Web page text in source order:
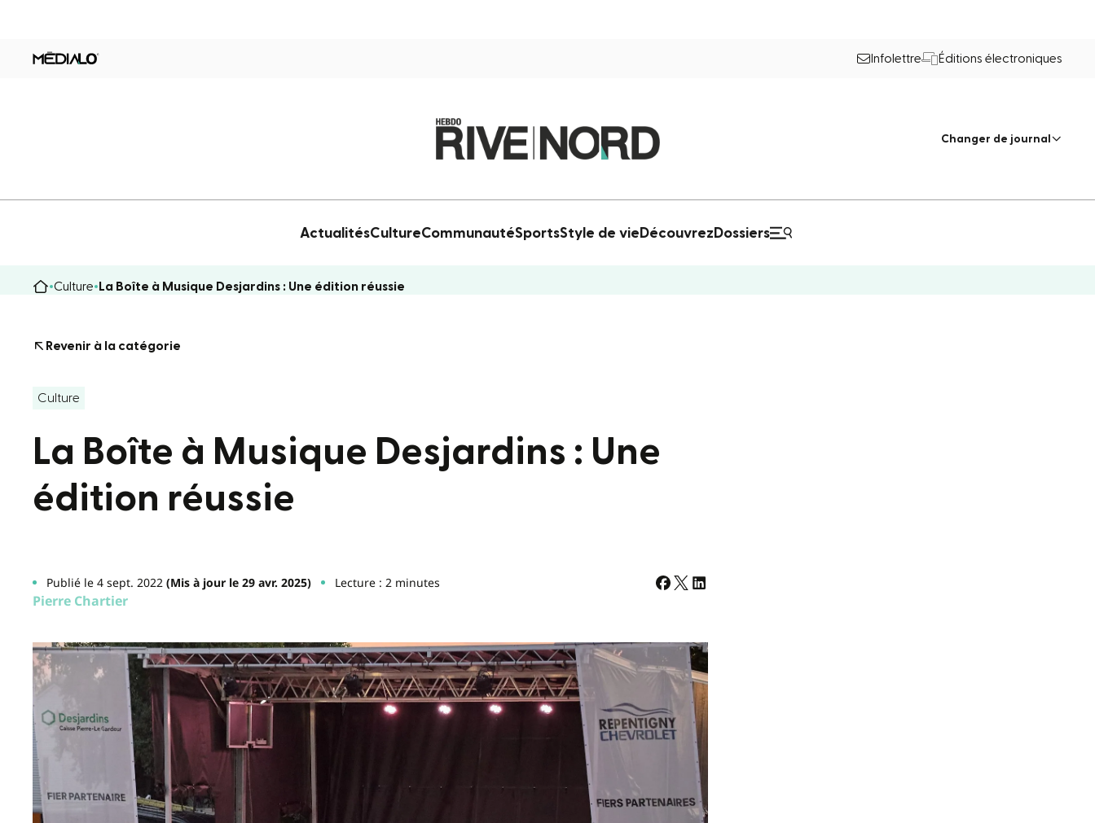
Infolettre Éditions électroniques
Changer de journal
ActualitésCultureCommunautéSportsStyle de vie Découvrez Dossiers
Culture La Boîte à Musique Desjardins : Une édition réussie
Revenir à la catégorie
Culture
La Boîte à Musique Desjardins : Une
édition réussie
Publié le 4 sept. 2022 (Mis à jour le 29 avr. 2025) Lecture : 2 minutes
Pierre Chartier